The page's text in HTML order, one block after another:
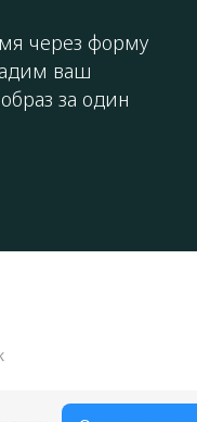
через форму
ваш
за один